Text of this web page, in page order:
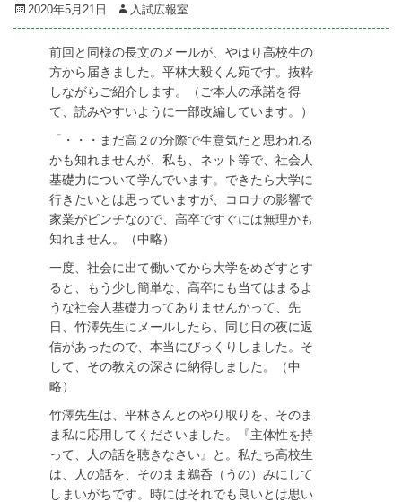
Posted
on
2020年5月21日 Author
入試広報室
前回と同様の長文のメールが、やはり高校生の
方から届きました。平林大毅くん宛です。抜粋
しながらご紹介します。（ご本人の承諾を得
て、読みやすいように一部改編しています。）
「・・・まだ高２の分際で生意気だと思われる
かも知れませんが、私も、ネット等で、社会人
基礎力について学んでいます。できたら大学に
行きたいとは思っていますが、コロナの影響で
家業がピンチなので、高卒ですぐには無理かも
知れません。（中略）
一度、社会に出て働いてから大学をめざすとす
ると、もう少し簡単な、高卒にも当てはまるよ
うな社会人基礎力ってありませんかって、先
日、竹澤先生にメールしたら、同じ日の夜に返
信があったので、本当にびっくりしました。そ
して、その教えの深さに納得しました。（中
略）
竹澤先生は、平林さんとのやり取りを、そのま
ま私に応用してくださいました。『主体性を持
って、人の話を聴きなさい』と。私たち高校生
は、人の話を、そのまま鵜呑（うの）みにして
しまいがちです。時にはそれでも良いとは思い